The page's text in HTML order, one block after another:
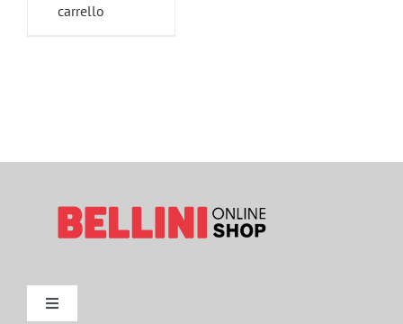
carrello
Toggle